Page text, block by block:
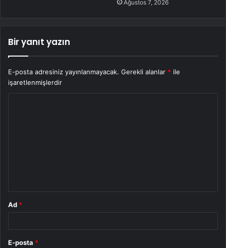
Ağustos 7, 2026
Bir yanıt yazın
E-posta adresiniz yayınlanmayacak. Gerekli alanlar * ile
işaretlenmişlerdir
Ad *
E-posta *